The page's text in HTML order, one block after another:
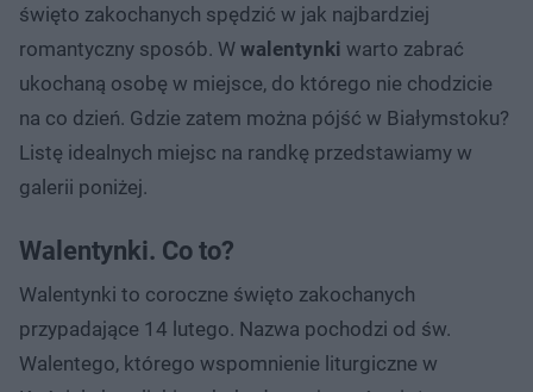
święto zakochanych spędzić w jak najbardziej
romantyczny sposób. W walentynki warto zabrać
ukochaną osobę w miejsce, do którego nie chodzicie
na co dzień. Gdzie zatem można pójść w Białymstoku?
Listę idealnych miejsc na randkę przedstawiamy w
galerii poniżej.
Walentynki. Co to?
Walentynki to coroczne święto zakochanych
przypadające 14 lutego. Nazwa pochodzi od św.
Walentego, którego wspomnienie liturgiczne w